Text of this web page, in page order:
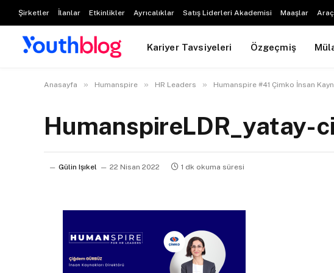
Şirketler İlanlar Etkinlikler Ayrıcalıklar Satış Liderleri Akademisi Maaşlar
Kariyer Tavsiyeleri Özgeçmiş
Anasayfa » Humanspire » HR Leaders » Humanspire #41 Çimko İnsan
HumanspireLDR_yatay-
Gülin Işıkel 22 Nisan 2022 1 dk okuma süresi